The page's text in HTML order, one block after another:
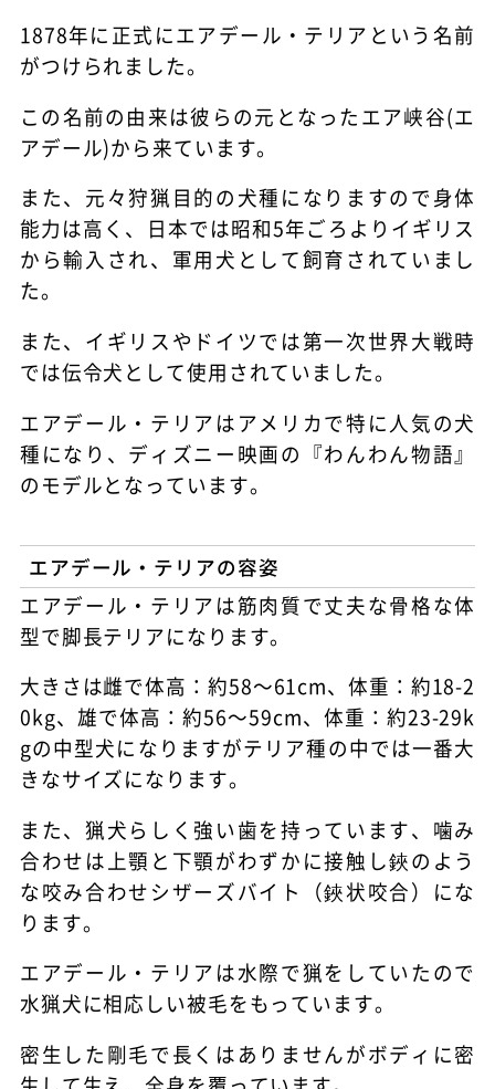
1878年に正式にエアデール・テリアという名前
がつけられました。
この名前の由来は彼らの元となったエア峡谷(エ
アデール)から来ています。
また、元々狩猟目的の犬種になりますので身体
能力は高く、日本では昭和5年ごろよりイギリス
から輸入され、軍用犬として飼育されていまし
た。
また、イギリスやドイツでは第一次世界大戦時
では伝令犬として使用されていました。
エアデール・テリアはアメリカで特に人気の犬
種になり、ディズニー映画の『わんわん物語』
のモデルとなっています。
エアデール・テリアの容姿
エアデール・テリアは筋肉質で丈夫な骨格な体
型で脚長テリアになります。
大きさは雌で体高：約58～61cm、体重：約18-2
0kg、雄で体高：約56～59cm、体重：約23-29k
gの中型犬になりますがテリア種の中では一番大
きなサイズになります。
また、猟犬らしく強い歯を持っています、噛み
合わせは上顎と下顎がわずかに接触し鋏のよう
な咬み合わせシザーズバイト（鋏状咬合）にな
ります。
エアデール・テリアは水際で猟をしていたので
水猟犬に相応しい被毛をもっています。
密生した剛毛で長くはありませんがボディに密